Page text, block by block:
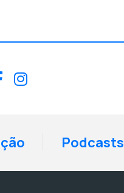
Facebook
Instagram
Podcasts